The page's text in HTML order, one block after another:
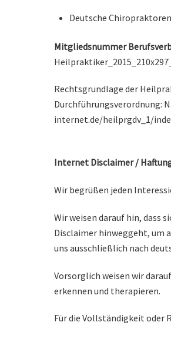
Deutsche
Mitgliedsnummer
Rechtsgrundlage der
Durchführungsverordnung:
internet.de/heilprgdv_1/
Internet Disclaimer /
Wir begrüßen jeden
Wir weisen darauf hin, dass
Disclaimer hinweggeht, um
uns ausschließlich nach
Vorsorglich weisen wir
erkennen und therapieren.
Für die Vollständigkeit oder